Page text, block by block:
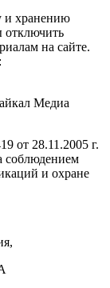
и хранению
на сайте.
Медиа
от 28.11.2005 г.
соблюдением
и охране